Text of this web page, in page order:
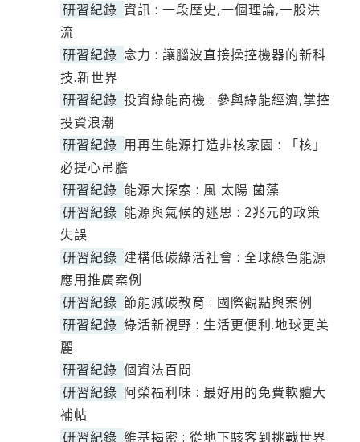
研習紀錄 資訊 : 一段歷史,一個理論,一股洪
流
研習紀錄 念力 : 讓腦波直接操控機器的新科
技.新世界
研習紀錄 投資綠能商機 : 參與綠能經濟,掌控
投資浪潮
研習紀錄 用再生能源打造非核家園 : 「核」
必提心吊膽
研習紀錄 能源大探索 : 風 太陽 菌藻
研習紀錄 能源與氣候的迷思 : 2兆元的政策
失誤
研習紀錄 建構低碳綠活社會 : 全球綠色能源
應用推廣案例
研習紀錄 節能減碳教育 : 國際觀點與案例
研習紀錄 綠活新視野 : 生活更便利.地球更美
麗
研習紀錄 個資法百問
研習紀錄 阿榮福利味 : 最好用的免費軟體大
補帖
研習紀錄 維基揭密 : 從地下駭客到挑戰世界